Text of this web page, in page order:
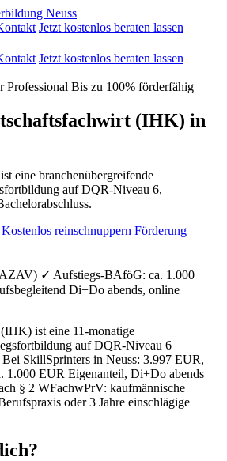
Jetzt kostenlos beraten lassen
Jetzt kostenlos beraten lassen
Professional Bis zu 100% förderfähig
(IHK) in
eine branchenübergreifende
auf DQR-Niveau 6,
Kostenlos reinschnuppern Förderung
✓ Aufstiegs-BAföG: ca. 1.000
Di+Do abends, online
ist eine 11-monatige
auf DQR-Niveau 6
SkillSprinters in Neuss: 3.997 EUR,
1.000 EUR Eigenanteil, Di+Do abends
§ 2 WFachwPrV: kaufmännische
oder 3 Jahre einschlägige